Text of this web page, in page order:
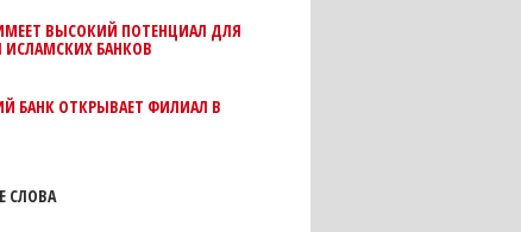
ВЫСОКИЙ ПОТЕНЦИАЛ ДЛЯ
ИСЛАМСКИХ БАНКОВ
БАНК ОТКРЫВАЕТ ФИЛИАЛ В
СЛОВА